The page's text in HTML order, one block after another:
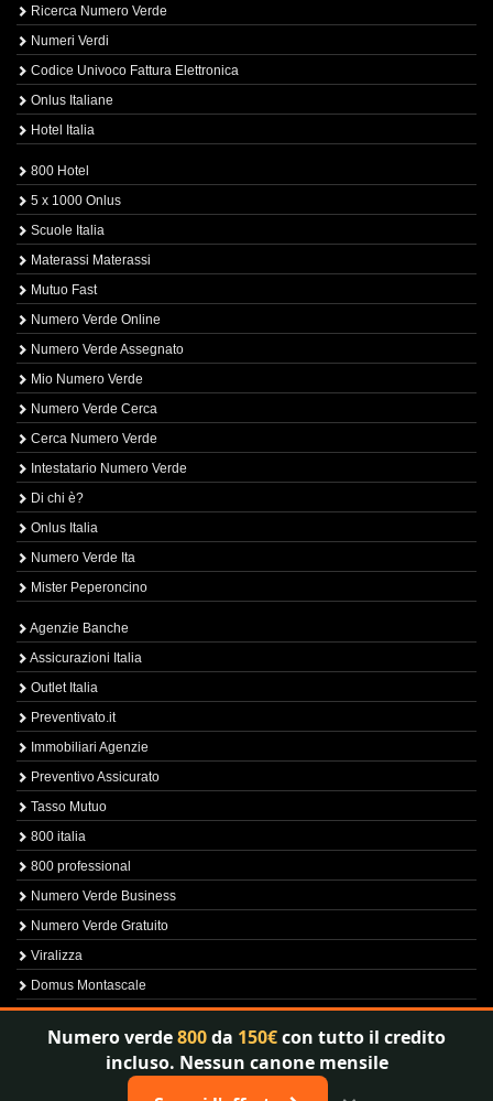
Ricerca Numero Verde
Numeri Verdi
Codice Univoco Fattura Elettronica
Onlus Italiane
Hotel Italia
800 Hotel
5 x 1000 Onlus
Scuole Italia
Materassi Materassi
Mutuo Fast
Numero Verde Online
Numero Verde Assegnato
Mio Numero Verde
Numero Verde Cerca
Cerca Numero Verde
Intestatario Numero Verde
Di chi è?
Onlus Italia
Numero Verde Ita
Mister Peperoncino
Agenzie Banche
Assicurazioni Italia
Outlet Italia
Preventivato.it
Immobiliari Agenzie
Preventivo Assicurato
Tasso Mutuo
800 italia
800 professional
Numero Verde Business
Numero Verde Gratuito
Viralizza
Domus Montascale
Sprint800
Verfica Numero Verde
Numero verde800da 150€con tutto il credito
incluso. Nessun canone mensile